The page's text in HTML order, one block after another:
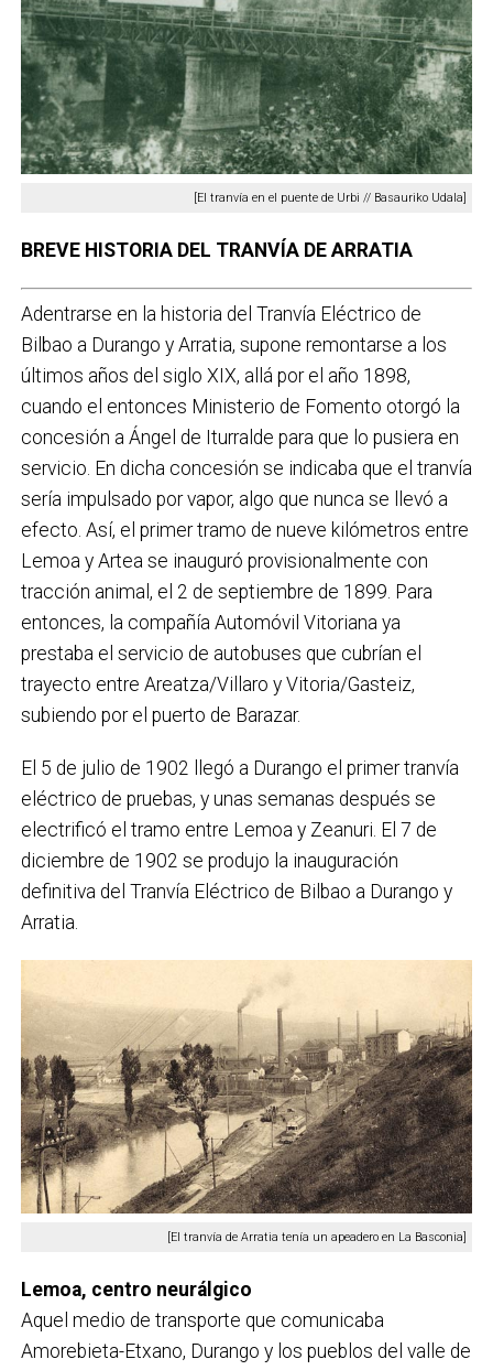
[El tranvía en el puente de Urbi // Basauriko Udala]
BREVE HISTORIA DEL TRANVÍA DE ARRATIA
Adentrarse en la historia del Tranvía Eléctrico de
Bilbao a Durango y Arratia, supone remontarse a los
últimos años del siglo XIX, allá por el año 1898,
cuando el entonces Ministerio de Fomento otorgó la
concesión a Ángel de Iturralde para que lo pusiera en
servicio. En dicha concesión se indicaba que el tranvía
sería impulsado por vapor, algo que nunca se llevó a
efecto. Así, el primer tramo de nueve kilómetros entre
Lemoa y Artea se inauguró provisionalmente con
tracción animal, el 2 de septiembre de 1899. Para
entonces, la compañía Automóvil Vitoriana ya
prestaba el servicio de autobuses que cubrían el
trayecto entre Areatza/Villaro y Vitoria/Gasteiz,
subiendo por el puerto de Barazar.
El 5 de julio de 1902 llegó a Durango el primer tranvía
eléctrico de pruebas, y unas semanas después se
electrificó el tramo entre Lemoa y Zeanuri. El 7 de
diciembre de 1902 se produjo la inauguración
definitiva del Tranvía Eléctrico de Bilbao a Durango y
Arratia.
[El tranvía de Arratia tenía un apeadero en La Basconia]
Lemoa, centro neurálgico
Aquel medio de transporte que comunicaba
Amorebieta-Etxano, Durango y los pueblos del valle de